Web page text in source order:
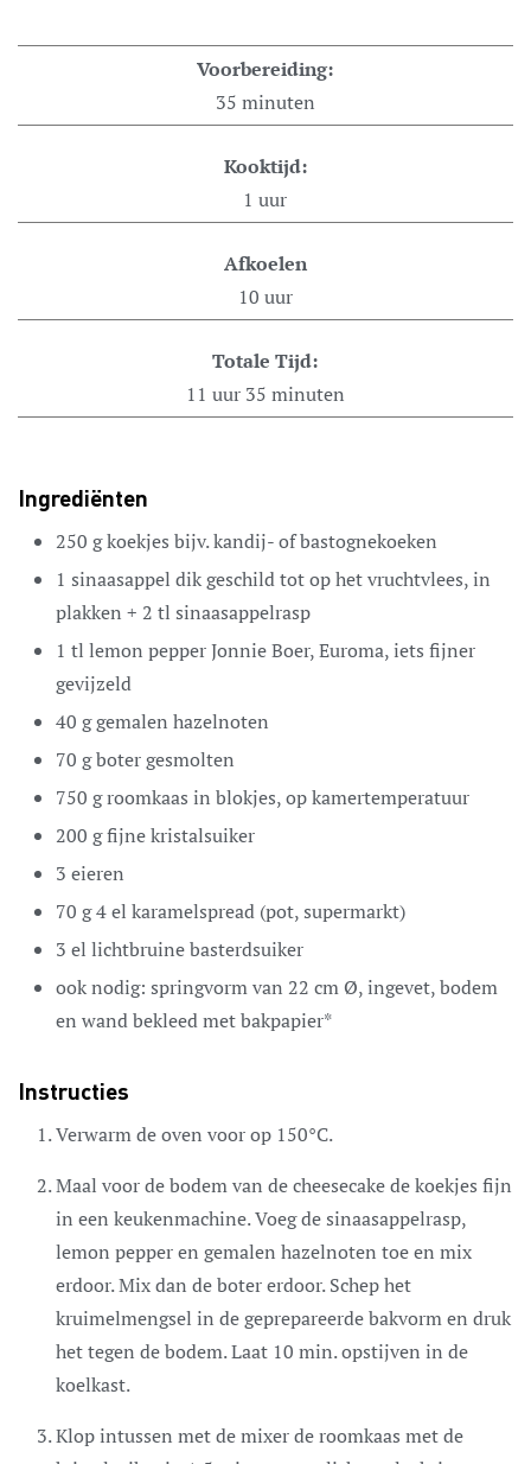
Voorbereiding:
35 minuten
Kooktijd:
1 uur
Afkoelen
10 uur
Totale Tijd:
11 uur 35 minuten
Ingrediënten
250 gkoekjes bijv. kandij- of bastognekoeken
1 sinaasappel dik geschild tot op het vruchtvlees, in
plakken + 2 tl sinaasappelrasp
1 tl lemon pepperJonnie Boer, Euroma, iets fijner
gevijzeld
40 ggemalen hazelnoten
70 gbotergesmolten
750 groomkaas in blokjes, op kamertemperatuur
200 gfijne kristalsuiker
3 eieren
70 g4 el karamelspread (pot, supermarkt)
3 el lichtbruine basterdsuiker
ook nodig: springvorm van 22 cm Ø, ingevet, bodem
en wand bekleed met bakpapier*
Instructies
Verwarm de oven voor op 150°C.
Maal voor de bodem van de cheesecake de koekjes fijn
in een keukenmachine. Voeg de sinaasappelrasp,
lemon pepper en gemalen hazelnoten toe en mix
erdoor. Mix dan de boter erdoor. Schep het
kruimelmengsel in de geprepareerde bakvorm en druk
het tegen de bodem. Laat 10 min. opstijven in de
koelkast.
Klop intussen met de mixer de roomkaas met de